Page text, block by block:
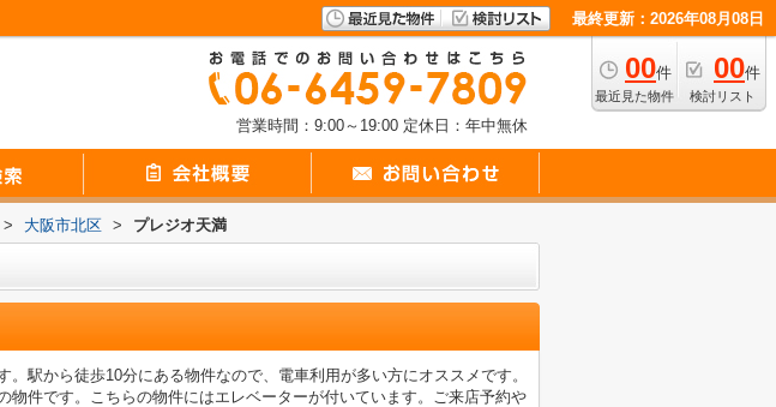
最終更新：2026年08月08日
00件
最近見た物件
00件
検討リスト
営業時間：9:00～19:00 定休日：年中無休
> 大阪市北区 > プレジオ天満
駅から徒歩10分にある物件なので、電車利用が多い方にオススメです。
物件です。こちらの物件にはエレベーターが付いています。ご来店予約や